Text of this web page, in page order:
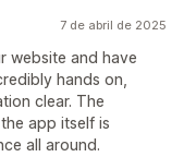
7 de abril de 2025
website and have
hands on,
clear. The
app itself is
all around.